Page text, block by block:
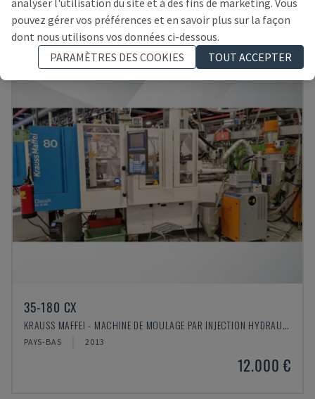
30.000 €
35-180 CX
KRAUSS MAFFEI - MACHINE DE MOULAGE PAR INJECTION HYDRAULIQUE
PAYS-BAS 2013
12.000 €
analyser l'utilisation du site et à des fins de marketing. Vous
pouvez gérer vos préférences et en savoir plus sur la façon
dont nous utilisons vos données ci-dessous.
PARAMÈTRES DES COOKIES
TOUT ACCEPTER